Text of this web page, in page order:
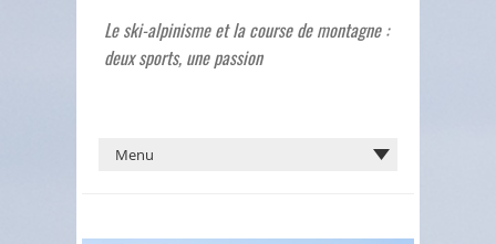
Le ski-alpinisme et la course de montagne :
deux sports, une passion